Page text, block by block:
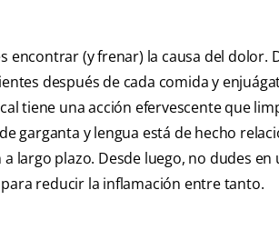
encontrar (y frenar) la causa del dolor.
después de cada comida y
tiene una acción efervescente que
garganta y lengua está de hecho
largo plazo. Desde luego, no dudes en
reducir la inflamación entre tanto.